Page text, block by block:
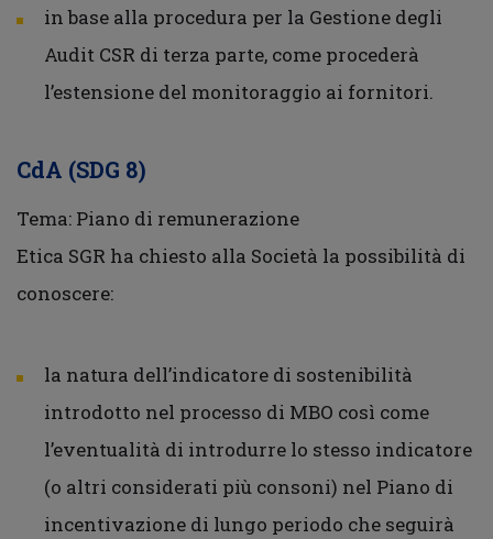
in base alla procedura per la Gestione degli
Audit CSR di terza parte, come procederà
l’estensione del monitoraggio ai fornitori.
CdA (SDG 8)
Tema: Piano di remunerazione
Etica SGR ha chiesto alla Società la possibilità di
conoscere:
la natura dell’indicatore di sostenibilità
introdotto nel processo di MBO così come
l’eventualità di introdurre lo stesso indicatore
(o altri considerati più consoni) nel Piano di
incentivazione di lungo periodo che seguirà